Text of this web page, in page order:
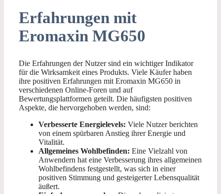
Erfahrungen mit
Eromaxin MG650
Die Erfahrungen der Nutzer sind ein wichtiger Indikator
für die Wirksamkeit eines Produkts. Viele Käufer haben
ihre positiven Erfahrungen mit Eromaxin MG650 in
verschiedenen Online-Foren und auf
Bewertungsplattformen geteilt. Die häufigsten positiven
Aspekte, die hervorgehoben werden, sind:
Verbesserte Energielevels: Viele Nutzer berichten
von einem spürbaren Anstieg ihrer Energie und
Vitalität.
Allgemeines Wohlbefinden: Eine Vielzahl von
Anwendern hat eine Verbesserung ihres allgemeinen
Wohlbefindens festgestellt, was sich in einer
positiven Stimmung und gesteigerter Lebensqualität
äußert.